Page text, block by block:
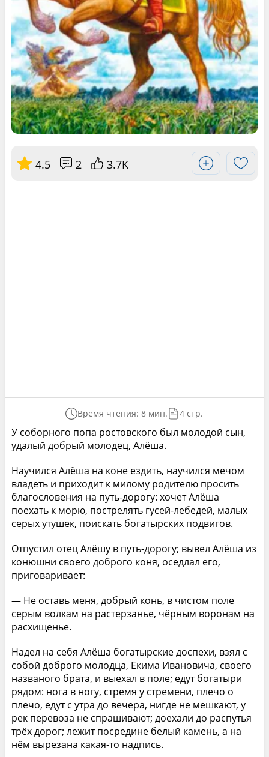
4.5 2 3.7K
Время чтения: 8 мин. 4 стр.
У соборного попа ростовского был молодой сын,
удалый добрый молодец, Алёша.
Научился Алёша на коне ездить, научился мечом
владеть и приходит к милому родителю просить
благословения на путь-дорогу: хочет Алёша
поехать к морю, пострелять гусей-лебедей, малых
серых утушек, поискать богатырских подвигов.
Отпустил отец Алёшу в путь-дорогу; вывел Алёша из
конюшни своего доброго коня, оседлал его,
приговаривает:
— Не оставь меня, добрый конь, в чистом поле
серым волкам на растерзанье, чёрным воронам на
расхищенье.
Надел на себя Алёша богатырские доспехи, взял с
собой доброго молодца, Екима Ивановича, своего
названого брата, и выехал в поле; едут богатыри
рядом: нога в ногу, стремя у стремени, плечо о
плечо, едут с утра до вечера, нигде не мешкают, у
рек перевоза не спрашивают; доехали до распутья
трёх дорог; лежит посредине белый камень, а на
нём вырезана какая-то надпись.